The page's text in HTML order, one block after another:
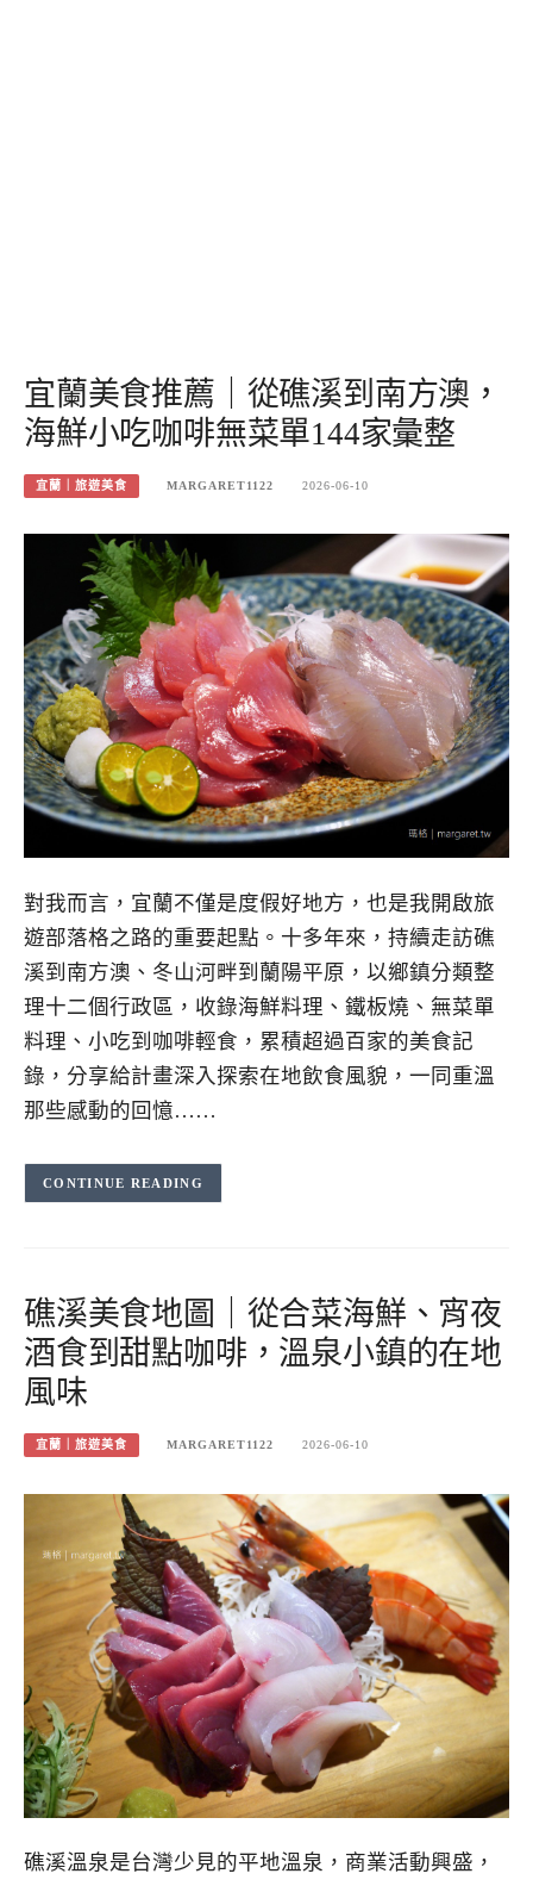
宜蘭美食推薦｜從礁溪到南方澳，
海鮮小吃咖啡無菜單144家彙整
宜蘭｜旅遊美食 MARGARET1122 2026-06-10
對我而言，宜蘭不僅是度假好地方，也是我開啟旅
遊部落格之路的重要起點。十多年來，持續走訪礁
溪到南方澳、冬山河畔到蘭陽平原，以鄉鎮分類整
理十二個行政區，收錄海鮮料理、鐵板燒、無菜單
料理、小吃到咖啡輕食，累積超過百家的美食記
錄，分享給計畫深入探索在地飲食風貌，一同重溫
那些感動的回憶……
CONTINUE READING
礁溪美食地圖｜從合菜海鮮、宵夜
酒食到甜點咖啡，溫泉小鎮的在地
風味
宜蘭｜旅遊美食 MARGARET1122 2026-06-10
礁溪溫泉是台灣少見的平地溫泉，商業活動興盛，